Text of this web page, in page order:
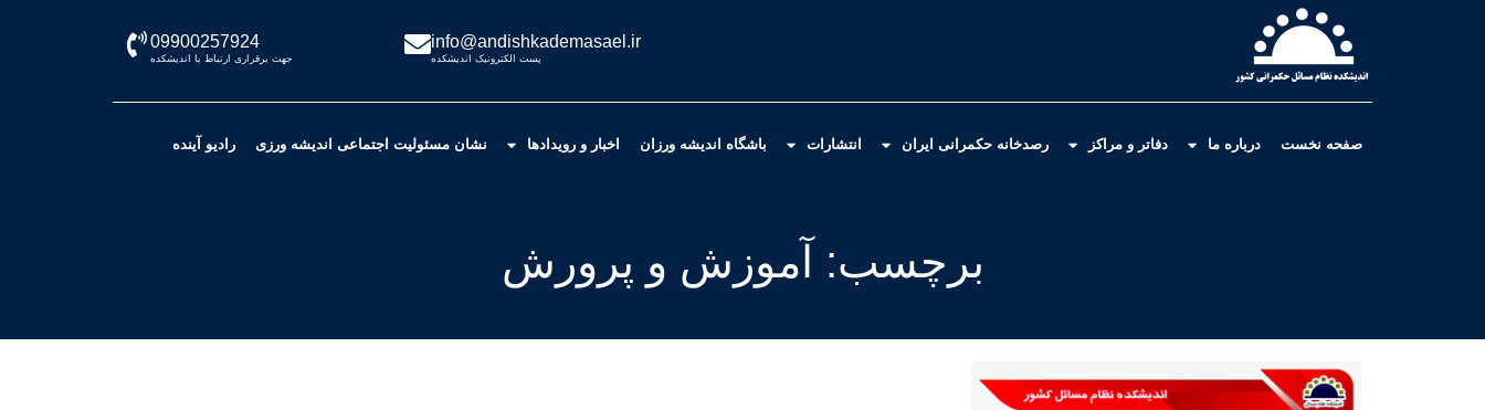
info@andishkademasael.ir
پست الکترونیک اندیشکده
09900257924
جهت برقراری ارتباط با اندیشکده
صفحه نخست درباره ما دفاتر و مراکز رصدخانه حکمرانی ایران انتشارات باشگاه اندیشه ورزان اخبار و رویدادها نشان مسئولیت اجتماعی اندیشه ورزی رادیو آینده
برچسب: آموزش و پرورش